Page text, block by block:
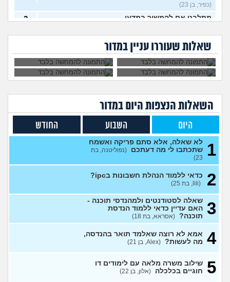
(כפיר, בן 23)
מתלבט אם להמשיך במדעי
2
מה הדרך הכי טובה ללמוד
למבחן? (אודי, בן 20)
4
האם קיבלתי מספיק בבר אילן
כיתה ח)
(כפיר, בן 14)
1
לימודי גיאוגרפיה? (אנונימית, בת
19)
2
עצות
מתלבט על כיון לימודים (יואב, בן
3
לרפואה (מירי, בת 23) עצות
יש לי 11 שנות לימוד איך אני
אני מרגישה שאני לא מתקדמת
לשום מקום
(ללללל, בת 24)
לימודים בתחום מזרחנות/
קרימינולוגיה עם אבחנות
ללמוד פסיכולוגיה? (מישהו, בן
87)
שאלות שעוררו עניין במדור
איך לשלב בין עבודה,
כושר, משפחה
וזוגיות?
קבלתי ציון לא טוב
ללמוד רפואה, לוותר
על החלום?
על הלימודים, לא רוצה
לפרוש מהתואר, מה
לעשות?
סיבה טובה להיפרד
ממנו?
השאלות הנצפות היוםבמדור
היום השבוע החודש
1
לא שאלה, אלא סתם פריקה ואשמח
שתכתבו לי מה דעתכם (נפוליטנה, בת
23)
2 כדאי ללמוד הנהלת חשבונות בipc?
(lili, בת 25)
3 שאלה לסטודנטים ולמהנדסי תוכנה -
האם עדיין כדאי ללמוד הנדסת
תוכנה? (אסראא, בת 18)
4 אמא לא רוצה שאלמד תואר בהנדסה,
מה לעשות? (Alex, בן 21)
5 שילוב משרה מלאה עם לימודים דו
חוגיים בכלכלה (אלון, בן 22)